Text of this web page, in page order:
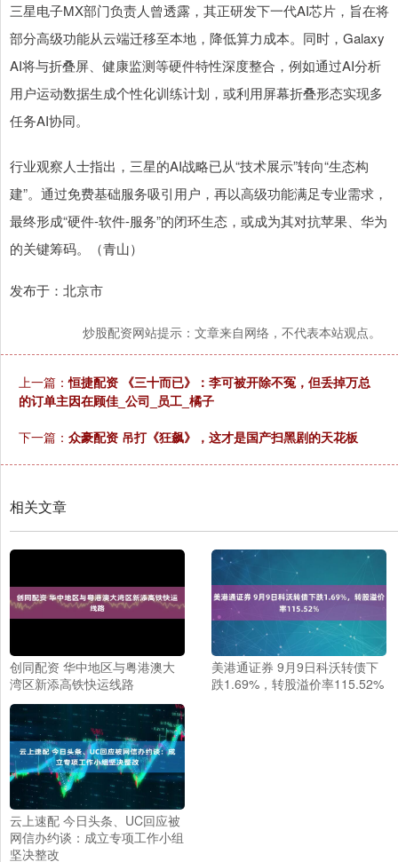
三星电子MX部门负责人曾透露，其正研发下一代AI芯片，旨在将
部分高级功能从云端迁移至本地，降低算力成本。同时，Galaxy
AI将与折叠屏、健康监测等硬件特性深度整合，例如通过AI分析
用户运动数据生成个性化训练计划，或利用屏幕折叠形态实现多
任务AI协同。
行业观察人士指出，三星的AI战略已从“技术展示”转向“生态构
建”。通过免费基础服务吸引用户，再以高级功能满足专业需求，
最终形成“硬件-软件-服务”的闭环生态，或成为其对抗苹果、华为
的关键筹码。（青山）
发布于：北京市
炒股配资网站提示：文章来自网络，不代表本站观点。
上一篇：恒捷配资 《三十而已》：李可被开除不冤，但丢掉万总
的订单主因在顾佳_公司_员工_橘子
下一篇： 众豪配资 吊打《狂飙》，这才是国产扫黑剧的天花板
相关文章
创同配资 华中地区与粤港澳大
湾区新添高铁快运线路
美港通证券 9月9日科沃转债下
跌1.69%，转股溢价率115.52%
云上速配 今日头条、UC回应被
网信办约谈：成立专项工作小组
坚决整改